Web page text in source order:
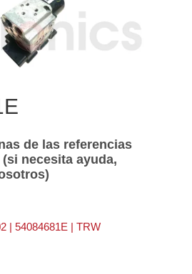
de las referencias
necesita ayuda,
| 54084681E | TRW